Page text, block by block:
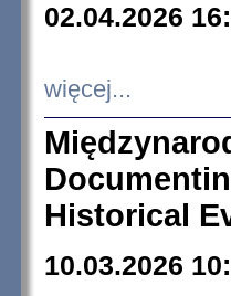
02.04.2026
więcej...
Historical
10.03.2026